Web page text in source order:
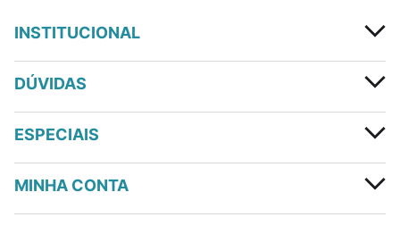
INSTITUCIONAL
DÚVIDAS
ESPECIAIS
MINHA CONTA